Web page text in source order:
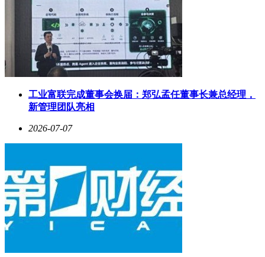
工业富联完成董事会换届：郑弘孟任董事长兼总经理，
新管理团队亮相
2026-07-07